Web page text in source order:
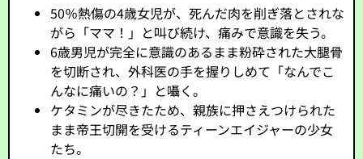
50％熱傷の4歳女児が、死んだ肉を削ぎ落とされな
がら「ママ！」と叫び続け、痛みで意識を失う。
6歳男児が完全に意識のあるまま粉砕された大腿骨
を切断され、外科医の手を握りしめて「なんでこ
んなに痛いの？」と囁く。
ケタミンが尽きたため、親族に押さえつけられた
まま帝王切開を受けるティーンエイジャーの少女
たち。